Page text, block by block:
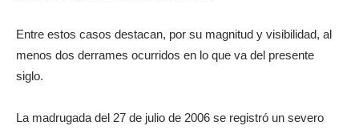
Entre estos casos destacan, por su magnitud y visibilidad, al
menos dos derrames ocurridos en lo que va del presente
siglo.
La madrugada del 27 de julio de 2006 se registró un severo